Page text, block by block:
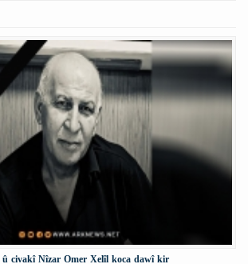
civakî Nîzar Omer Xelîl koca dawî kir